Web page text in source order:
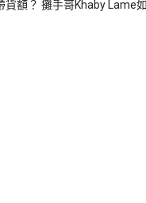
額？ 攤手哥Khaby Lame